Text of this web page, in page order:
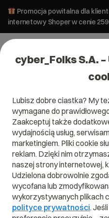
Promocja powitalna dla
internetowy Shoper w cenie 259
cyber_Folks S.A.
Lubisz dobre ciastka? My
wymagane do
Zaakceptuj także
wydajnością usług,
marketingiem. Pliki cookie
reklam. Dzięki nim
naszej strony internetowej,
Udzielona dobrowolnie
wycofana lub
wykorzystywanych plikach
polityce prywatności.